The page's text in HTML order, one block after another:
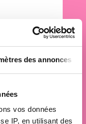
des annonces
vos données
IP, en utilisant des